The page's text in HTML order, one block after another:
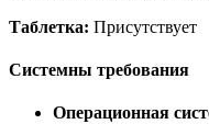
Таблетка: Присутствует
Системны требования
Операционная